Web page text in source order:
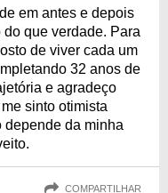
em antes e depois
que verdade. Para
de viver cada um
32 anos de
e agradeço
sinto otimista
depende da minha
COMPARTILHAR